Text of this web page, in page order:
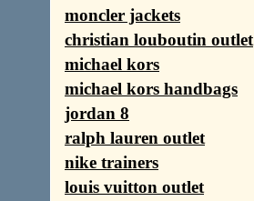
moncler jackets
christian louboutin outlet
michael kors
michael kors handbags
jordan 8
ralph lauren outlet
nike trainers
louis vuitton outlet